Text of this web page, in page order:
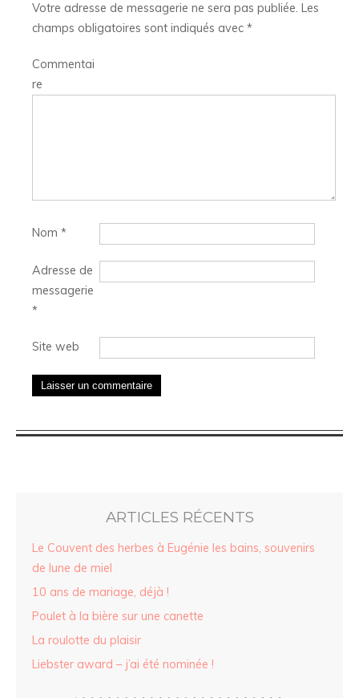
Votre adresse de messagerie ne sera pas publiée. Les
champs obligatoires sont indiqués avec *
Commentai
re
Nom *
Adresse de
messagerie
*
Site web
ARTICLES RÉCENTS
Le Couvent des herbes à Eugénie les bains, souvenirs
de lune de miel
10 ans de mariage, déjà !
Poulet à la bière sur une canette
La roulotte du plaisir
Liebster award – j’ai été nominée !